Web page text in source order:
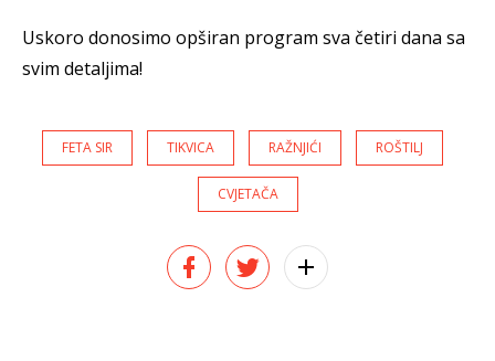
Uskoro donosimo opširan program sva četiri dana sa
svim detaljima!
FETA SIR TIKVICA RAŽNJIĆI ROŠTILJ
CVJETAČA